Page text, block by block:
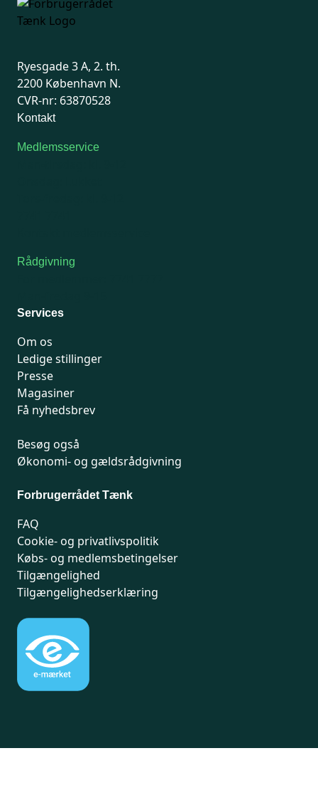
Ryesgade 3 A, 2. th.
2200 København N.
CVR-nr: 63870528
Kontakt
Medlemsservice
Rådgivning
Services
Om os
Ledige stillinger
Presse
Magasiner
Få nyhedsbrev
Besøg også
Økonomi- og gældsrådgivning
Forbrugerrådet Tænk
FAQ
Cookie- og privatlivspolitik
Købs- og medlemsbetingelser
Tilgængelighed
Tilgængelighedserklæring